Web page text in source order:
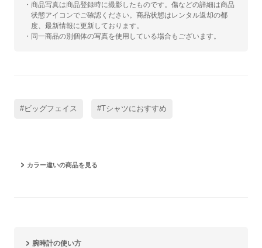
・商品写真は商品登録時に撮影したものです。傷などの詳細は商品
状態アイコンでご確認ください。商品状態はレンタル返却の都
度、最新情報に更新しております。
・同一商品の別個体の写真を使用している場合もございます。
#ビッグフェイス #Tシャツにおすすめ
カラー違いの商品を見る
腕時計の使い方